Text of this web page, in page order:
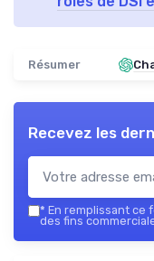
Résumer
Recevez les
* En remplissant ce
des fins